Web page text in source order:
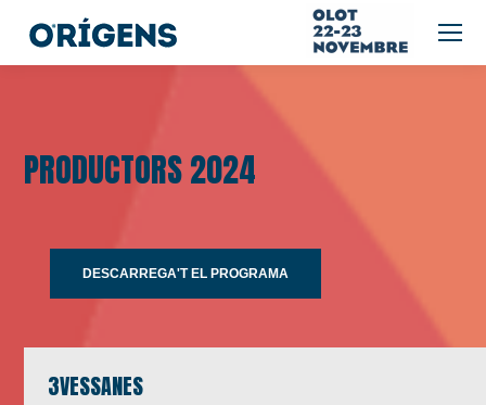
PRODUCTORS 2024
DESCARREGA'T EL PROGRAMA
3VESSANES